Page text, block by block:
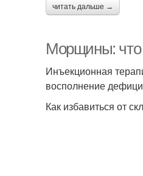
читать дальше →
Морщины: что
Инъекционная
восполнение
Как избавиться от